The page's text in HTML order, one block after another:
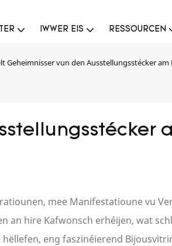
IWWER EIS RESSOURCEN
Geheimnisser vun den Ausstellungsstécker
mee Manifestatioune vu
an hire Kafwonsch erhéijen, wat
eng faszinéierend